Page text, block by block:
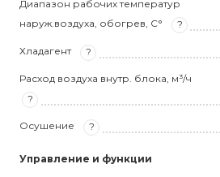
Диапазон рабочих температур
наруж.воздуха, обогрев, С°
?
Хладагент ?
Расход воздуха внутр. блока, м³/ч
?
Осушение ?
Управление и функции